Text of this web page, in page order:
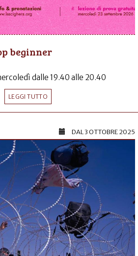
beginner
dalle 19.40 alle 20.40
LEGGI TUTTO
DAL3 OTTOBRE 2025